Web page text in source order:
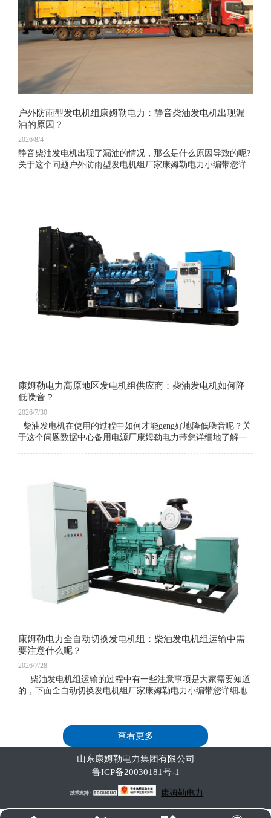
户外防雨型发电机组康姆勒电力：静音柴油发电机出现漏
油的原因？
2026/8/4
静音柴油发电机出现了漏油的情况，那么是什么原因导致的呢?
关于这个问题户外防雨型发电机组厂家康姆勒电力小编带您详
康姆勒电力高原地区发电机组供应商：柴油发电机如何降
低噪音？
2026/7/30
柴油发电机在使用的过程中如何才能geng好地降低噪音呢？关
于这个问题数据中心备用电源厂康姆勒电力带您详细地了解一
康姆勒电力全自动切换发电机组：柴油发电机组运输中需
要注意什么呢？
2026/7/28
柴油发电机组运输的过程中有一些注意事项是大家需要知道
的，下面全自动切换发电机组厂家康姆勒电力小编带您详细地
查看更多
山东康姆勒电力集团有限公司
鲁ICP备20030181号-1
康姆勒电力